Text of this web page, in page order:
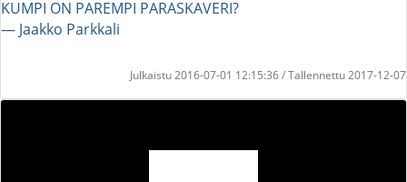
KUMPI ON PAREMPI PARASKAVERI?
― Jaakko Parkkali
Julkaistu 2016-07-01 12:15:36 / Tallennettu 2017-12-07